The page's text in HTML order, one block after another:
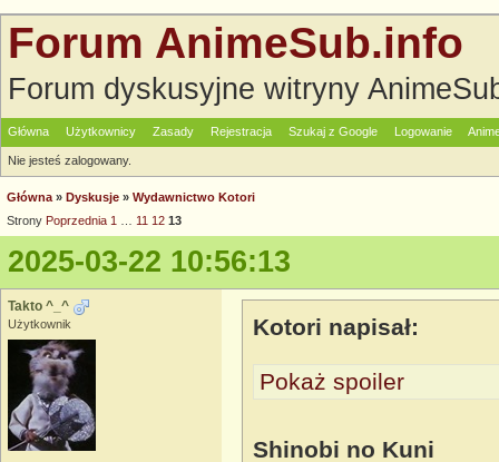
Forum AnimeSub.info
Forum dyskusyjne witryny
Główna Użytkownicy Zasady Rejestracja Szukaj z Google Logowanie
Nie jesteś zalogowany.
Główna » Dyskusje » Wydawnictwo Kotori
Strony Poprzednia 1 11 12 13
2025-03-22 10:56:13
Takto ^_^
Użytkownik Kotori napisał:
Pokaż spoiler
Shinobi no Kuni